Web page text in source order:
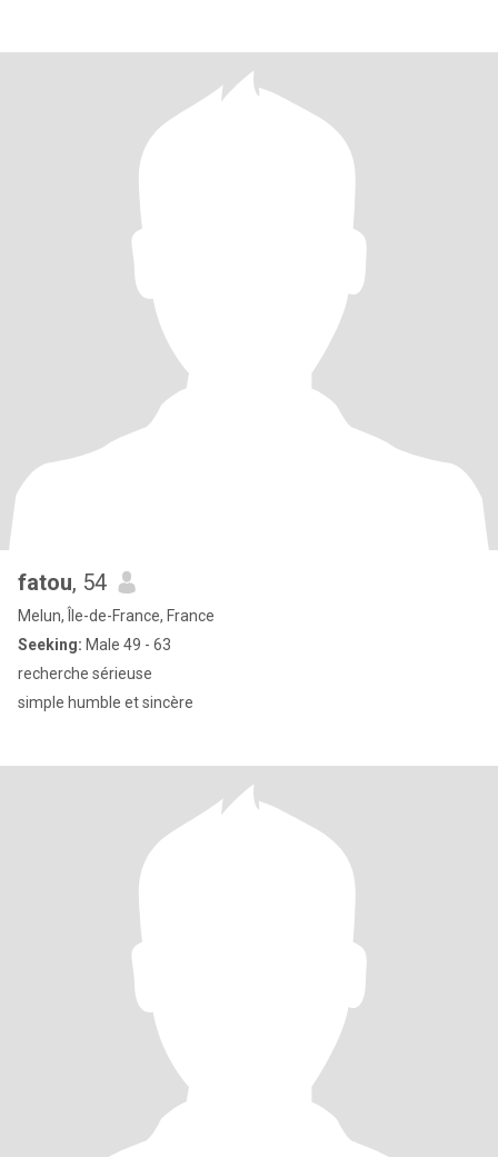
fatou, 54
Melun, Île-de-France, France
Seeking: Male 49 - 63
recherche sérieuse
simple humble et sincère